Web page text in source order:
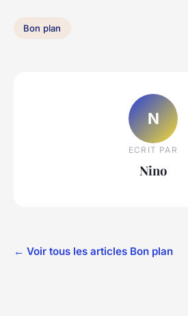
Bon plan
N
ECRIT PAR
Nino
← Voir tous les articles Bon plan